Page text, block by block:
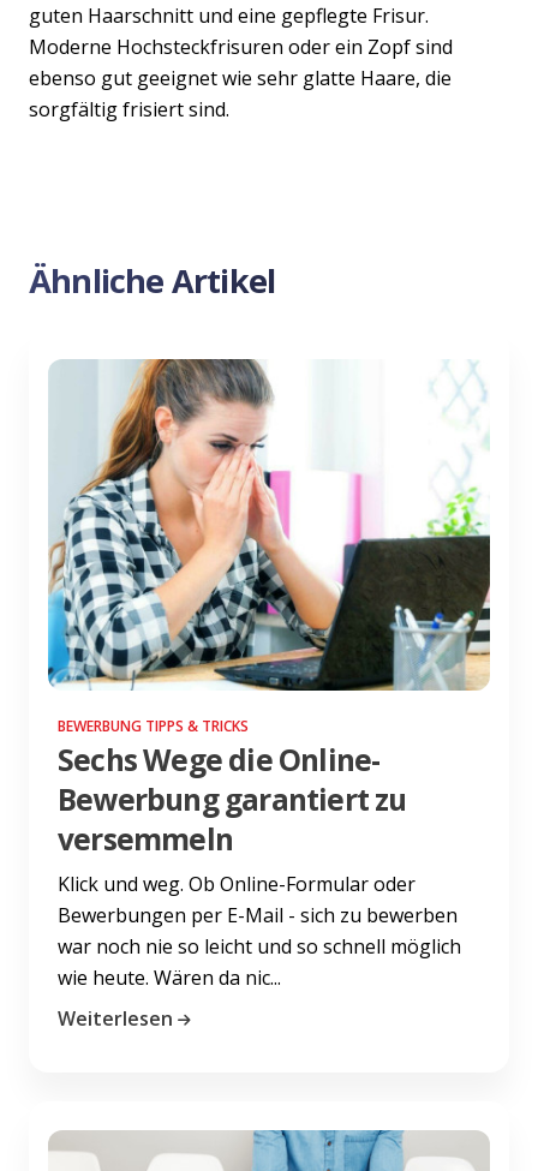
guten Haarschnitt und eine gepflegte Frisur.
Moderne Hochsteckfrisuren oder ein Zopf sind
ebenso gut geeignet wie sehr glatte Haare, die
sorgfältig frisiert sind.
Ähnliche Artikel
BEWERBUNG TIPPS & TRICKS
Sechs Wege die Online-
Bewerbung garantiert zu
versemmeln
Klick und weg. Ob Online-Formular oder
Bewerbungen per E-Mail - sich zu bewerben
war noch nie so leicht und so schnell möglich
wie heute. Wären da nic...
Weiterlesen